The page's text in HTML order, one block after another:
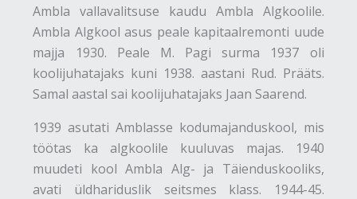
Ambla vallavalitsuse kaudu Ambla Algkoolile.
Ambla Algkool asus peale kapitaalremonti uude
majja 1930. Peale M. Pagi surma 1937 oli
koolijuhatajaks kuni 1938. aastani Rud. Prääts.
Samal aastal sai koolijuhatajaks Jaan Saarend.
1939 asutati Amblasse kodumajanduskool, mis
töötas ka algkoolile kuuluvas majas. 1940
muudeti kool Ambla Alg- ja Täienduskooliks,
avati üldhariduslik seitsmes klass. 1944-45.